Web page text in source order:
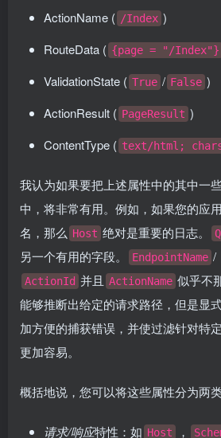
ActionName ( /Index )
RouteData ( {page = "/Index"}
ValidationState ( True / False )
ActionResult ( PageResult )
ContentType ( text/html;
我认为如果要把上述属性中的其中一
中，将非常有用。例如，如果您的应
名，那么 Host 绝对是重要的日志。
另一个有用的字段。
EndpointName /
ActionId 并且 ActionName 似乎不
能够推断出给定的请求路径，但是显
加方便的捕获错误，并使过滤针对特
更加容易。
概括地说，您可以将这些属性分为两类
请求/响应特性：如 Host ，